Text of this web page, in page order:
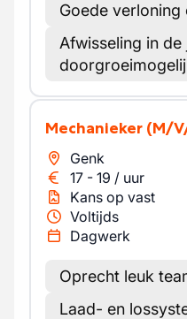
Goede
Afwisseling in de
Mechanieker (M/
Genk
17 - 19 / uur
Kans op vast
Voltijds
Dagwerk
Oprecht leuk
Laad- en